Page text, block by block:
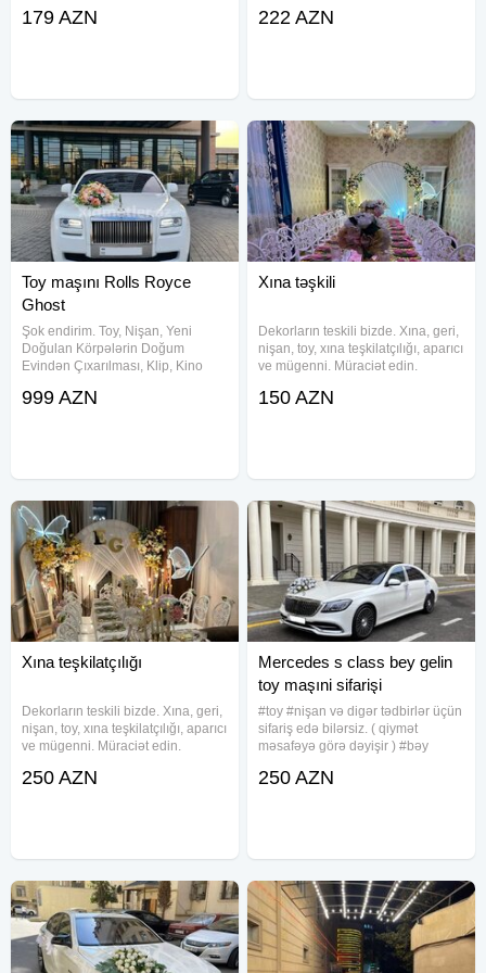
●İstənilən növ toy avtomobilləri.
179 AZN
maşını Toy, Nişan, Yeni doğulan
222 AZN
Toy maşını Rolls Royce
Ghost
Şok endirim. Toy, Nişan, Yeni
Doğulan Körpələrin Doğum
Evindən Çıxarılması, Klip, Kino
sifariş qəbul olunur. Qiymət şəhər
999 AZN
Xına təşkili
Dekorların teskili bizde. Xına, geri,
nişan, toy, xına teşkilatçılığı, aparıcı
ve mügenni. Müraciət edin.
bilmez.Qeyd toy içi xına 150
150 AZN
Xına teşkilatçılığı
Dekorların teskili bizde. Xına, geri,
nişan, toy, xına teşkilatçılığı, aparıcı
ve mügenni. Müraciət edin.
bilmez.Qeyd toy içi xına 150
250 AZN
Mercedes s class bey gelin
toy maşıni sifarişi
#toy #nişan və digər tədbirlər üçün
sifariş edə bilərsiz. ( qiymət
məsafəyə görə dəyişir ) #bəy
doğulan körpələrin doğum
250 AZN